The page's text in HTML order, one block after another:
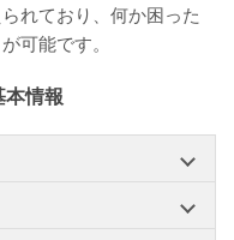
れており、何か困った
可能です。
本情報